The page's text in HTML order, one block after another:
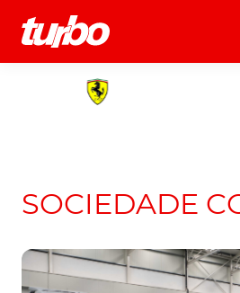
SOCIEDADE